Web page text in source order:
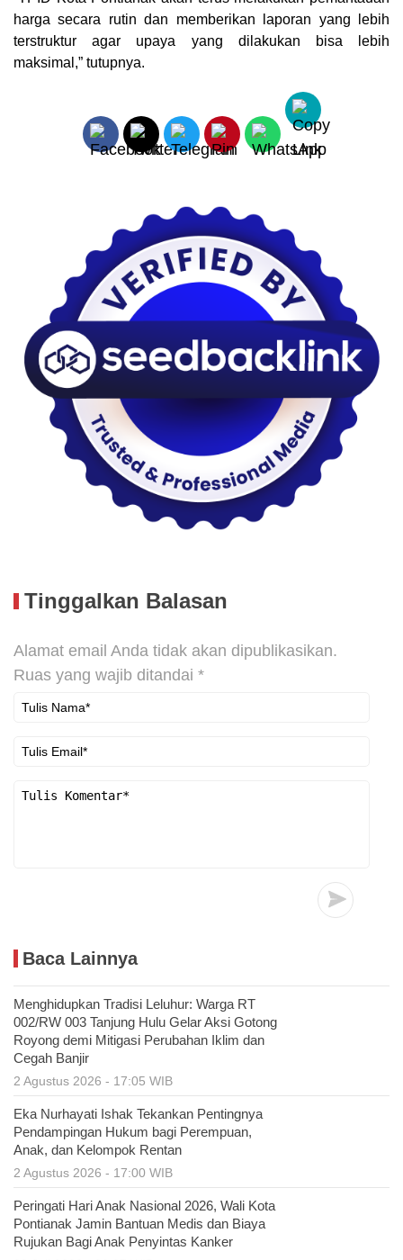
harga secara rutin dan memberikan laporan yang lebih
terstruktur agar upaya yang dilakukan bisa lebih
maksimal,” tutupnya.
Tinggalkan Balasan
Alamat email Anda tidak akan dipublikasikan.
Ruas yang wajib ditandai *
Baca Lainnya
Menghidupkan Tradisi Leluhur: Warga RT
002/RW 003 Tanjung Hulu Gelar Aksi Gotong
Royong demi Mitigasi Perubahan Iklim dan
Cegah Banjir
2 Agustus 2026 - 17:05 WIB
Eka Nurhayati Ishak Tekankan Pentingnya
Pendampingan Hukum bagi Perempuan,
Anak, dan Kelompok Rentan
2 Agustus 2026 - 17:00 WIB
Peringati Hari Anak Nasional 2026, Wali Kota
Pontianak Jamin Bantuan Medis dan Biaya
Rujukan Bagi Anak Penyintas Kanker